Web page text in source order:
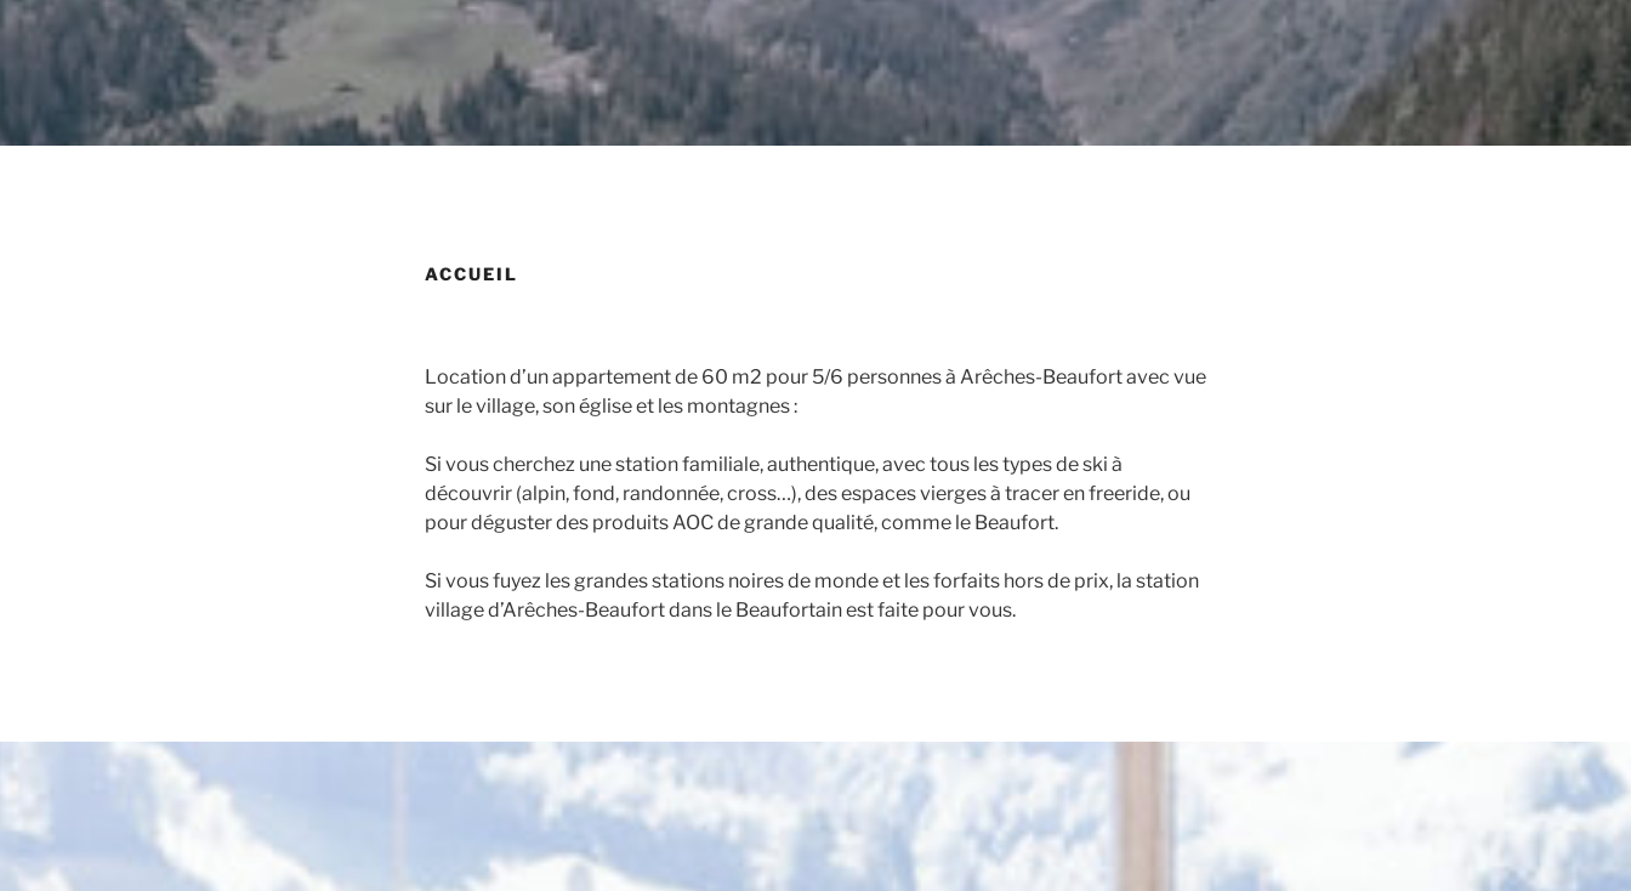
ACCUEIL
Location d’un appartement de 60 m2 pour 5/6 personnes à Arêches-Beaufort avec vue
sur le village, son église et les montagnes :
Si vous cherchez une station familiale, authentique, avec tous les types de ski à
découvrir (alpin, fond, randonnée, cross…), des espaces vierges à tracer en freeride, ou
pour déguster des produits AOC de grande qualité, comme le Beaufort.
Si vous fuyez les grandes stations noires de monde et les forfaits hors de prix, la station
village d’Arêches-Beaufort dans le Beaufortain est faite pour vous.